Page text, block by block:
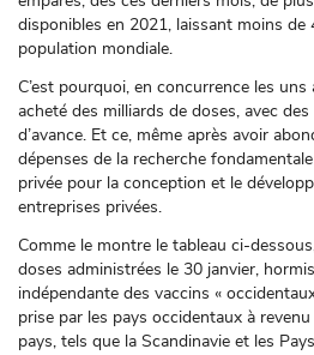
disponibles en 2021, laissant moins de
population mondiale.
C’est pourquoi, en concurrence les
acheté des milliards de doses, avec
d’avance. Et ce, même après avoir
dépenses de la recherche
privée pour la conception et le
entreprises privées.
Comme le montre le tableau ci-
doses administrées le 30 janvier,
indépendante des vaccins «
prise par les pays occidentaux à revenu
pays, tels que la Scandinavie et les